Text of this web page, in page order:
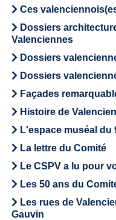
Ces
Dossiers
Valenciennes
Dossiers
Dossiers
Façades
Histoire de
L'espace muséal du
La lettre du Comité
Le CSPV a lu pour
Les 50 ans du
Les rues de
Gauvin